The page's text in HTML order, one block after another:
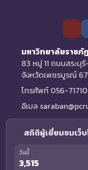
มหาวิทยาลัยราช
83 หมู่ 11 ถนนสระบุ
จังหวัดเพชรบูรณ์
โทรศัพท์ 056-
อีเมล
สถิติผู้เยี่ยมชมเว็
วันนี้
3,515